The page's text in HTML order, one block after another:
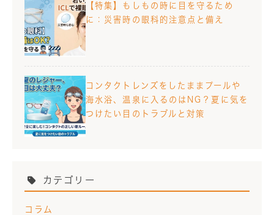
【特集】もしもの時に目を守るため
に：災害時の眼科的注意点と備え
コンタクトレンズをしたままプールや
海水浴、温泉に入るのはNG？夏に気を
つけたい目のトラブルと対策
カテゴリー
コラム